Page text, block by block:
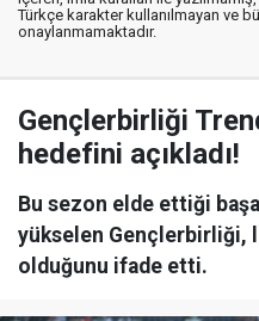
Türkçe karakter kullanılmayan ve
onaylanmamaktadır.
Gençlerbirliği
hedefini açıkladı!
Bu sezon elde ettiği
yükselen Gençlerbirliği,
olduğunu ifade etti.